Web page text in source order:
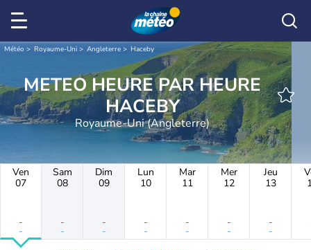
Météo Royaume-Uni Angleterre Haceby
METEO HEURE PAR HEURE
HACEBY
Royaume-Uni (Angleterre)
Ven
07
-
-
Sam
08
-
-
Dim
09
-
-
Lun
10
-
-
Mar
11
-
-
Mer
12
-
-
Jeu
13
-
-